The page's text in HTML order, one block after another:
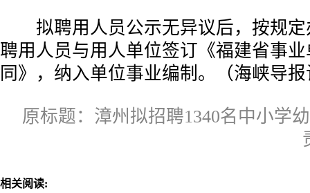
拟聘用人员公示无异议后，按规定
聘用人员与用人单位签订《福建省事
同》，纳入单位事业编制。（海峡导
原标题：漳州拟招聘1340名中小学
相关阅读: